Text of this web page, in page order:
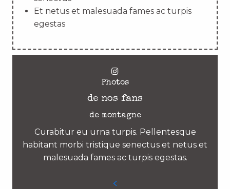
Et netus et malesuada fames ac turpis
egestas
Photos
de nos fans
de montagne
Curabitur eu urna turpis. Pellentesque
habitant morbi tristique senectus et netus et
malesuada fames ac turpis egestas.